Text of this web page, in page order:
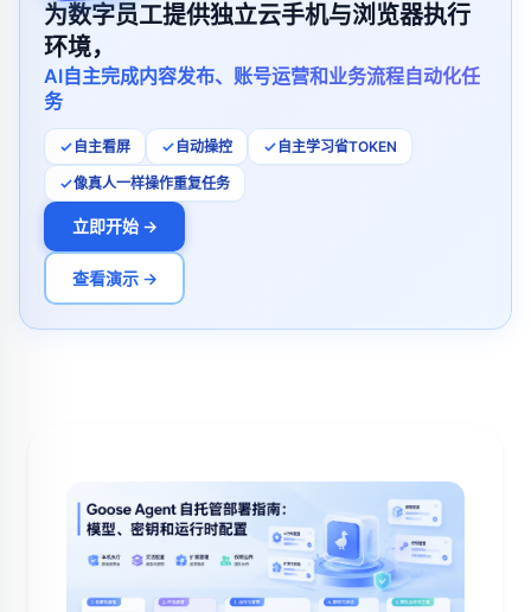
为数字员工提供独立云手机与浏览器执行
环境，
AI自主完成内容发布、账号运营和业务流程自动化任
务
自主看屏 自动操控 自主学习省TOKEN
像真人一样操作重复任务
立即开始 →
查看演示 →